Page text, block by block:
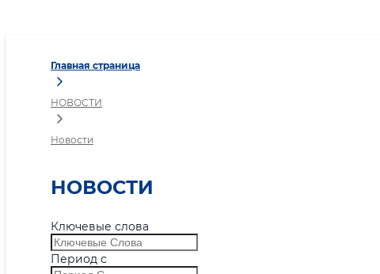
Главная страница
НОВОСТИ
Новости
НОВОСТИ
Ключевые слова
Период с